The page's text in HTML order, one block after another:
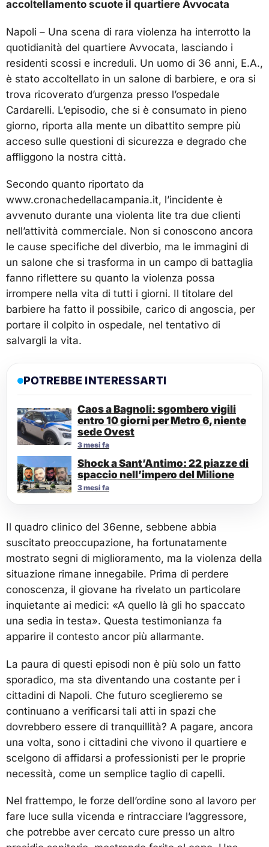
accoltellamento scuote il quartiere Avvocata
Napoli – Una scena di rara violenza ha interrotto la
quotidianità del quartiere Avvocata, lasciando i
residenti scossi e increduli. Un uomo di 36 anni, E.A.,
è stato accoltellato in un salone di barbiere, e ora si
trova ricoverato d’urgenza presso l’ospedale
Cardarelli. L’episodio, che si è consumato in pieno
giorno, riporta alla mente un dibattito sempre più
acceso sulle questioni di sicurezza e degrado che
affliggono la nostra città.
Secondo quanto riportato da
www.cronachedellacampania.it, l’incidente è
avvenuto durante una violenta lite tra due clienti
nell’attività commerciale. Non si conoscono ancora
le cause specifiche del diverbio, ma le immagini di
un salone che si trasforma in un campo di battaglia
fanno riflettere su quanto la violenza possa
irrompere nella vita di tutti i giorni. Il titolare del
barbiere ha fatto il possibile, carico di angoscia, per
portare il colpito in ospedale, nel tentativo di
salvargli la vita.
POTREBBE INTERESSARTI
Caos a Bagnoli: sgombero vigili
entro 10 giorni per Metro 6, niente
sede Ovest
3 mesi fa
Shock a Sant’Antimo: 22 piazze di
spaccio nell’impero del Milione
3 mesi fa
Il quadro clinico del 36enne, sebbene abbia
suscitato preoccupazione, ha fortunatamente
mostrato segni di miglioramento, ma la violenza della
situazione rimane innegabile. Prima di perdere
conoscenza, il giovane ha rivelato un particolare
inquietante ai medici: «A quello là gli ho spaccato
una sedia in testa». Questa testimonianza fa
apparire il contesto ancor più allarmante.
La paura di questi episodi non è più solo un fatto
sporadico, ma sta diventando una costante per i
cittadini di Napoli. Che futuro sceglieremo se
continuano a verificarsi tali atti in spazi che
dovrebbero essere di tranquillità? A pagare, ancora
una volta, sono i cittadini che vivono il quartiere e
scelgono di affidarsi a professionisti per le proprie
necessità, come un semplice taglio di capelli.
Nel frattempo, le forze dell’ordine sono al lavoro per
fare luce sulla vicenda e rintracciare l’aggressore,
che potrebbe aver cercato cure presso un altro